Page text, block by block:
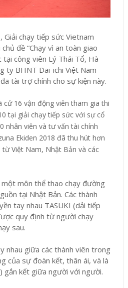
chạy tiếp sức Vietnam
đề “Chạy vì an toàn giao
công viên Lý Thái Tổ, Hà
ty BHNT Dai-ichi Việt Nam
tài trợ chính cho sự kiện này.
cử 16 vận động viên tham gia thi
tại giải chạy tiếp sức với sự cổ
nhân viên và tư vấn tài chính
Ekiden 2018 đã thu hút hơn
từ Việt Nam, Nhật Bản và các
môn thể thao chạy đường
tại Nhật Bản. Các thành
tay nhau TASUKI (dải tiếp
quy định từ người chạy
sau.
nhau giữa các thành viên trong
của sự đoàn kết, thân ái, và là
gắn kết giữa người với người.